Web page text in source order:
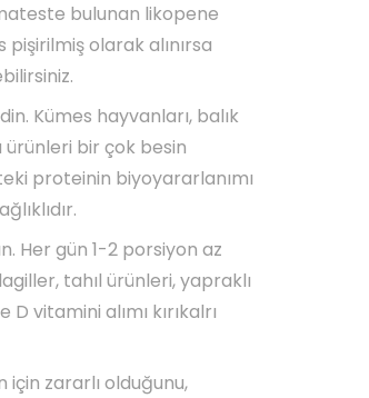
bulunan likopene
olarak alınırsa
Kümes hayvanları, balık
ürünleri bir çok besin
proteinin biyoyararlanımı
Her gün 1-2 porsiyon az
tahıl ürünleri, yapraklı
vitamini alımı kırıkalrı
için zararlı olduğunu,